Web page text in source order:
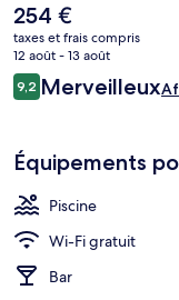
Station de métro Paseo
Le
prix
actuel
est
de
254 €
taxes et frais compris
12 août - 13 août
Avis
voyageurs
9,29,2 sur 10
Merveilleux
Équipements
Piscine
Wi-Fi gratuit
Bar